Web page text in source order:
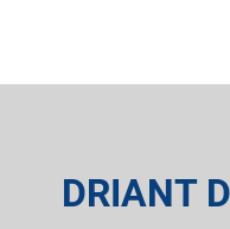
DRIANT